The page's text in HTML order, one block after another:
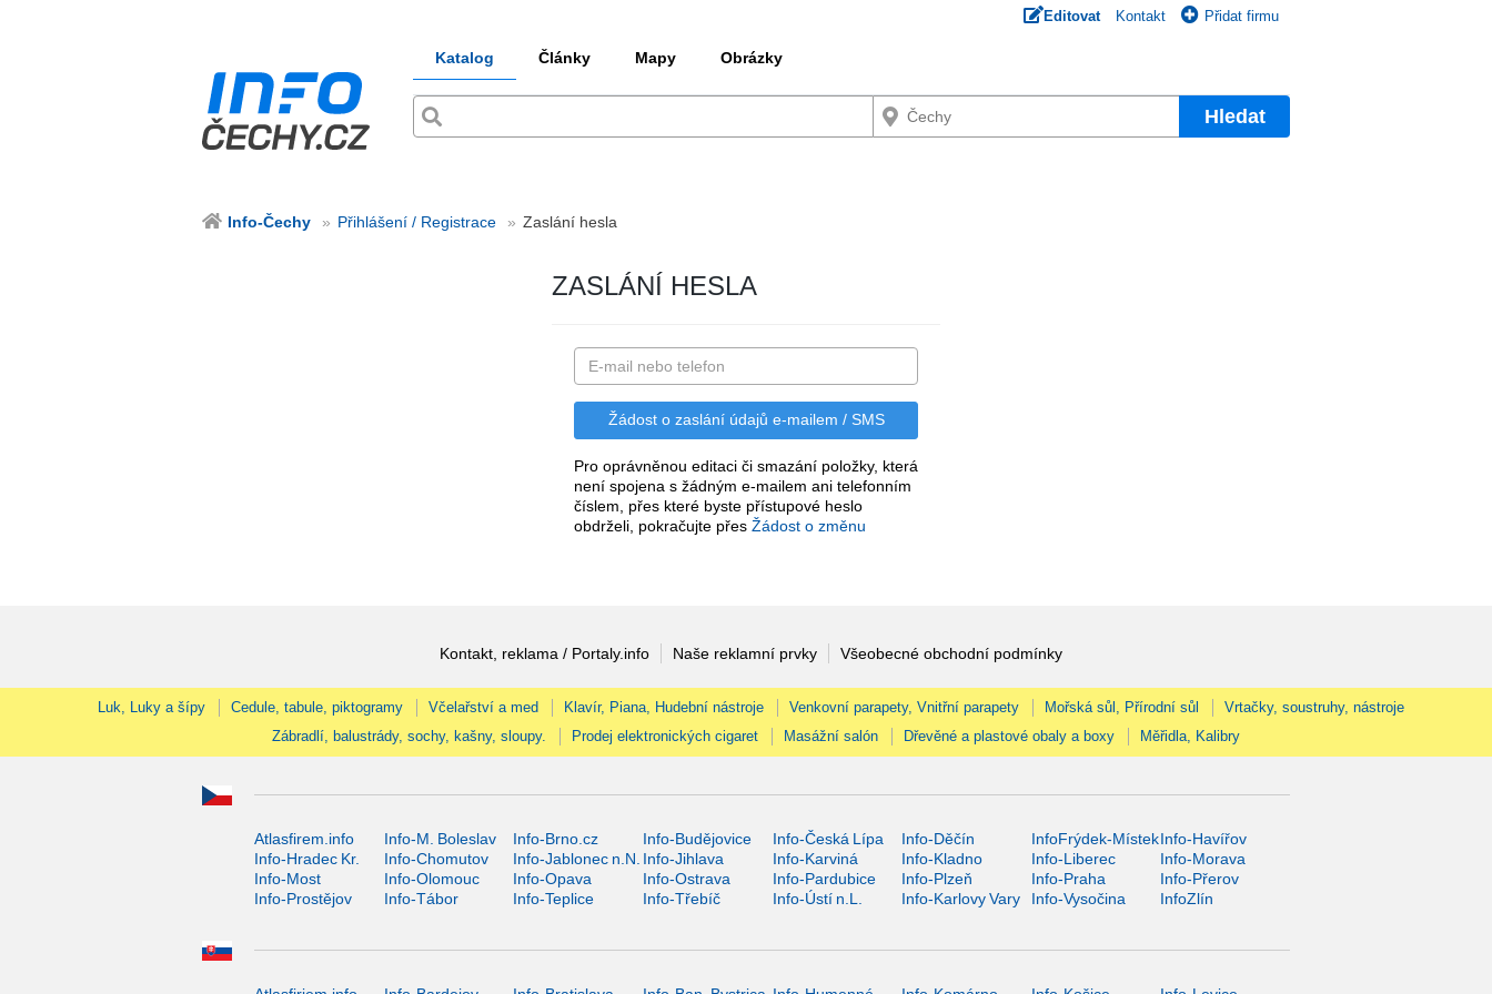
Editovat Kontakt Přidat firmu
Katalog Články Mapy Obrázky
Hledat
Info-Čechy Přihlášení / Registrace Zaslání hesla
ZASLÁNÍ HESLA
Pro oprávněnou editaci či smazání položky, která
není spojena s žádným e-mailem ani telefonním
číslem, přes které byste přístupové heslo
obdrželi, pokračujte přes Žádost o změnu
Kontakt, reklama / Portaly.info Naše reklamní prvky Všeobecné obchodní podmínky
Luk, Luky a šípy Cedule, tabule, piktogramy Včelařství a med Klavír, Piana, Hudební nástroje Venkovní parapety, Vnitřní parapety Mořská sůl, Přírodní sůl
Vrtačky, soustruhy, nástroje
Zábradlí, balustrády, sochy, kašny, sloupy.
Prodej elektronických cigaret Masážní salón Dřevěné a plastové obaly a boxy Měřidla, Kalibry
Atlasfirem.info Info-M. Boleslav Info-Brno.cz Info-Budějovice Info-Česká Lípa Info-Děčín InfoFrýdek-MístekInfo-Havířov
Info-Hradec Kr.
Info-Chomutov Info-Jablonec n.N. Info-Jihlava Info-Karviná Info-Kladno Info-Liberec
Info-Morava
Info-Most
Info-Olomouc Info-Opava Info-Ostrava Info-Pardubice Info-Plzeň Info-Praha
Info-Přerov
Info-Prostějov
Info-Tábor Info-Teplice Info-Třebíč Info-Ústí n.L. Info-Karlovy Vary Info-Vysočina InfoZlín